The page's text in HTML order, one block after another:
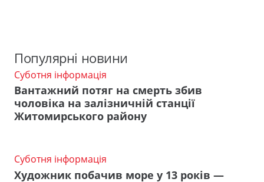
Популярні новини
Суботня інформація
Вантажний потяг на смерть збив
чоловіка на залізничній станції
Житомирського району
Суботня інформація
Художник побачив море у 13 років —